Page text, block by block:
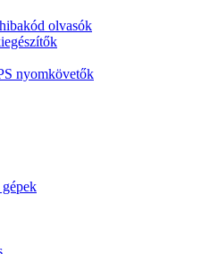
olvasók
nyomkövetők